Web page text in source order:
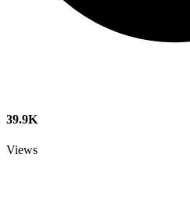
39.9K
Views